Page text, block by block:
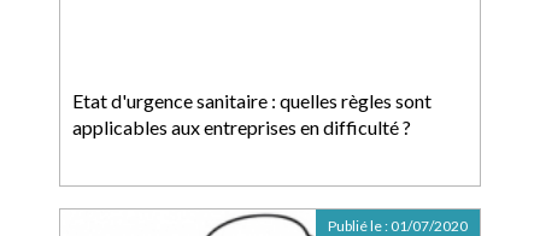
Etat d'urgence sanitaire : quelles règles sont
applicables aux entreprises en difficulté ?
Publié le : 01/07/2020